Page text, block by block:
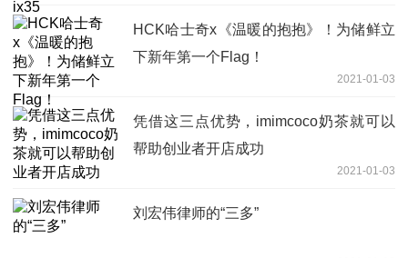
HCK哈士奇x《温暖的抱抱》！为储鲜立
下新年第一个Flag！
2021-01-03
凭借这三点优势，imimcoco奶茶就可以
帮助创业者开店成功
2021-01-03
刘宏伟律师的“三多”